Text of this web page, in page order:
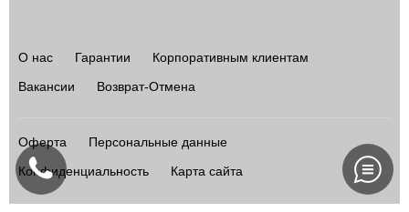
О нас Гарантии
Корпоративным клиентам
Вакансии
Возврат-Отмена
Оферта
Персональные данные
Конфиденциальность
Карта сайта